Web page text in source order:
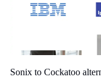
Sonix to Cockatoo